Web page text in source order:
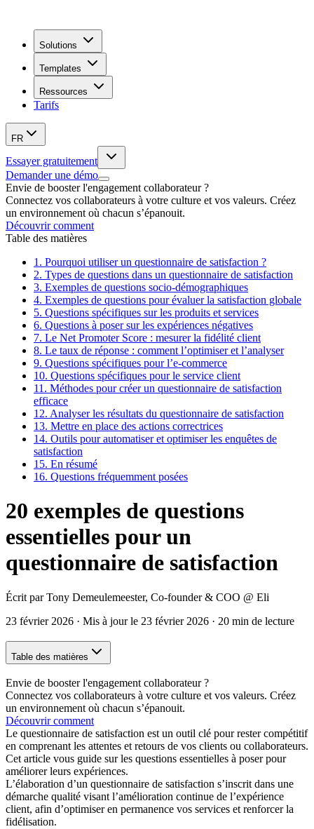
Solutions
Templates
Ressources
Tarifs
FR
Essayer gratuitement
Demander une démo
Envie de booster l'engagement collaborateur ?
Connectez vos collaborateurs à votre culture et vos valeurs. Créez
un environnement où chacun s’épanouit.
Découvrir comment
Table des matières
1. Pourquoi utiliser un questionnaire de satisfaction ?
2. Types de questions dans un questionnaire de satisfaction
3. Exemples de questions socio-démographiques
4. Exemples de questions pour évaluer la satisfaction globale
5. Questions spécifiques sur les produits et services
6. Questions à poser sur les expériences négatives
7. Le Net Promoter Score : mesurer la fidélité client
8. Le taux de réponse : comment l’optimiser et l’analyser
9. Questions spécifiques pour l’e-commerce
10. Questions spécifiques pour le service client
11. Méthodes pour créer un questionnaire de satisfaction
efficace
12. Analyser les résultats du questionnaire de satisfaction
13. Mettre en place des actions correctrices
14. Outils pour automatiser et optimiser les enquêtes de
satisfaction
15. En résumé
16. Questions fréquemment posées
20 exemples de questions
essentielles pour un
questionnaire de satisfaction
Écrit par Tony Demeulemeester, Co-founder & COO @ Eli
23 février 2026 · Mis à jour le 23 février 2026 · 20 min de lecture
Table des matières
Envie de booster l'engagement collaborateur ?
Connectez vos collaborateurs à votre culture et vos valeurs. Créez
un environnement où chacun s’épanouit.
Découvrir comment
Le questionnaire de satisfaction est un outil clé pour rester compétitif
en comprenant les attentes et retours de vos clients ou collaborateurs.
Cet article vous guide sur les questions essentielles à poser pour
améliorer leurs expériences.
L’élaboration d’un questionnaire de satisfaction s’inscrit dans une
démarche qualité visant l’amélioration continue de l’expérience
client, afin d’optimiser en permanence vos services et renforcer la
fidélisation.